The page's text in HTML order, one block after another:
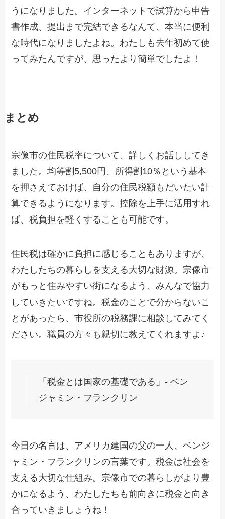
うになりました。インターネットで試算から申告
書作成、提出まで完結できるなんて、本当に便利
な時代になりましたよね。わたしも去年初めて使
ってみたんですが、思ったより簡単でしたよ！
まとめ
宗像市の住民税率について、詳しくお話ししてき
ました。均等割5,500円、所得割10％という基本
を押さえておけば、自分の住民税額もだいたい計
算できるようになります。控除を上手に活用すれ
ば、税負担を軽くすることも可能です。
住民税は確かに負担に感じることもありますが、
わたしたちの暮らしを支える大切な財源。宗像市
がもっと住みやすい街になるよう、みんなで協力
していきたいですね。税金のことで分からないこ
とがあったら、市役所の税務課に相談してみてく
ださい。職員の方々も親切に教えてくれますよ♪
「税金とは国家の基礎である」- ベン
ジャミン・フランクリン
今日の名言は、アメリカ建国の父の一人、ベンジ
ャミン・フランクリンの言葉です。税金は社会を
支える大切な仕組み。宗像市での暮らしがより豊
かになるよう、わたしたちも前向きに税金と向き
合っていきましょうね！